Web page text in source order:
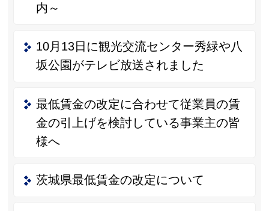
内～
10月13日に観光交流センター秀緑や八
坂公園がテレビ放送されました
最低賃金の改定に合わせて従業員の賃
金の引上げを検討している事業主の皆
様へ
茨城県最低賃金の改定について